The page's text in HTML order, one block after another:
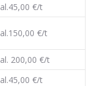
al.45,00 €/t
al.150,00 €/t
al. 200,00 €/t
al.45,00 €/t